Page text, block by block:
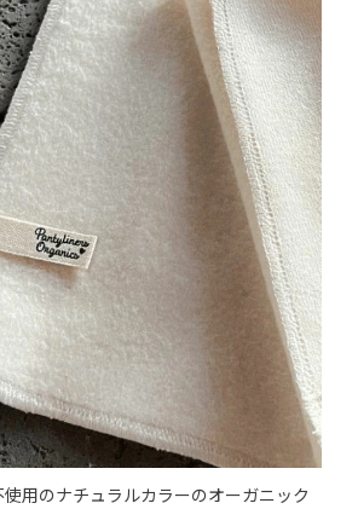
用のナチュラルカラーのオーガニック